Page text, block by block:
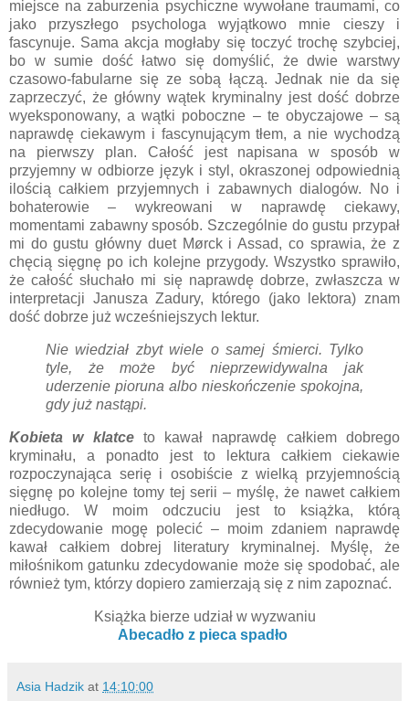
miejsce na zaburzenia psychiczne wywołane traumami, co
jako przyszłego psychologa wyjątkowo mnie cieszy i
fascynuje. Sama akcja mogłaby się toczyć trochę szybciej,
bo w sumie dość łatwo się domyślić, że dwie warstwy
czasowo-fabularne się ze sobą łączą. Jednak nie da się
zaprzeczyć, że główny wątek kryminalny jest dość dobrze
wyeksponowany, a wątki poboczne – te obyczajowe – są
naprawdę ciekawym i fascynującym tłem, a nie wychodzą
na pierwszy plan. Całość jest napisana w sposób w
przyjemny w odbiorze język i styl, okraszonej odpowiednią
ilością całkiem przyjemnych i zabawnych dialogów. No i
bohaterowie – wykreowani w naprawdę ciekawy,
momentami zabawny sposób. Szczególnie do gustu przypał
mi do gustu główny duet Mørck i Assad, co sprawia, że z
chęcią sięgnę po ich kolejne przygody. Wszystko sprawiło,
że całość słuchało mi się naprawdę dobrze, zwłaszcza w
interpretacji Janusza Zadury, którego (jako lektora) znam
dość dobrze już wcześniejszych lektur.
Nie wiedział zbyt wiele o samej śmierci. Tylko
tyle, że może być nieprzewidywalna jak
uderzenie pioruna albo nieskończenie spokojna,
gdy już nastąpi.
Kobieta w klatce to kawał naprawdę całkiem dobrego
kryminału, a ponadto jest to lektura całkiem ciekawie
rozpoczynająca serię i osobiście z wielką przyjemnością
sięgnę po kolejne tomy tej serii – myślę, że nawet całkiem
niedługo. W moim odczuciu jest to książka, którą
zdecydowanie mogę polecić – moim zdaniem naprawdę
kawał całkiem dobrej literatury kryminalnej. Myślę, że
miłośnikom gatunku zdecydowanie może się spodobać, ale
również tym, którzy dopiero zamierzają się z nim zapoznać.
Książka bierze udział w wyzwaniu
Abecadło z pieca spadło
Asia Hadzik at 14:10:00